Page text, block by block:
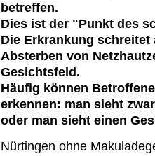
betreffen.
Dies ist der "Punkt des
Die Erkrankung
Absterben von
Gesichtsfeld.
Häufig können
erkennen: man sieht
oder man sieht einen
Nürtingen ohne